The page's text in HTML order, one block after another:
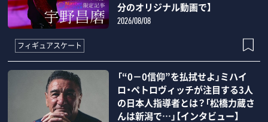
分のオリジナル動画で】
2026/08/08
フィギュアスケート
「“0－0信仰”を払拭せよ」ミハイ
ロ・ペトロヴィッチが注目する3人
の日本人指導者とは？「松橋力蔵さ
んは新潟で…」【インタビュー】